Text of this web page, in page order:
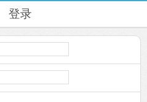
登录